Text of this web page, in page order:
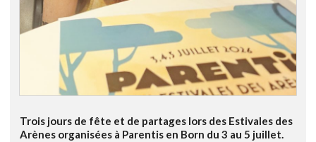
Trois jours de fête et de partages lors des Estivales des
Arènes organisées à Parentis en Born du 3 au 5 juillet.